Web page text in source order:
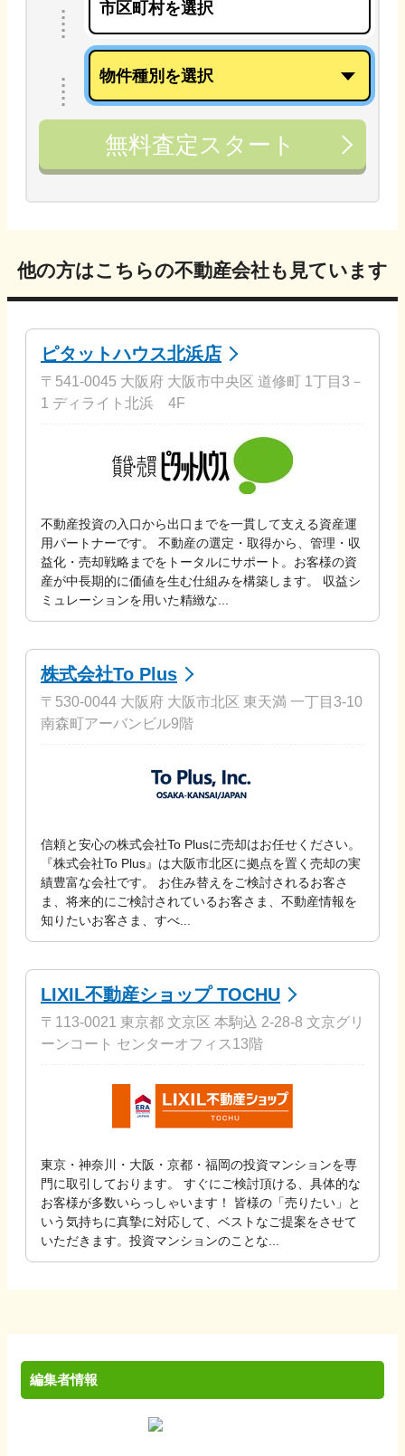
無料査定スタート
他の方はこちらの不動産会社も見ています
ピタットハウス北浜店
〒541-0045 大阪府 大阪市中央区 道修町 1丁目3－
1 ディライト北浜 4F
不動産投資の入口から出口までを一貫して支える資産運
用パートナーです。 不動産の選定・取得から、管理・収
益化・売却戦略までをトータルにサポート。お客様の資
産が中長期的に価値を生む仕組みを構築します。 収益シ
ミュレーションを用いた精緻な...
株式会社To Plus
〒530-0044 大阪府 大阪市北区 東天満 一丁目3-10
南森町アーバンビル9階
信頼と安心の株式会社To Plusに売却はお任せください。
『株式会社To Plus』は大阪市北区に拠点を置く売却の実
績豊富な会社です。 お住み替えをご検討されるお客さ
ま、将来的にご検討されているお客さま、不動産情報を
知りたいお客さま、すべ...
LIXIL不動産ショップ TOCHU
〒113-0021 東京都 文京区 本駒込 2-28-8 文京グリ
ーンコート センターオフィス13階
東京・神奈川・大阪・京都・福岡の投資マンションを専
門に取引しております。 すぐにご検討頂ける、具体的な
お客様が多数いらっしゃいます！ 皆様の「売りたい」と
いう気持ちに真摯に対応して、ベストなご提案をさせて
いただきます。投資マンションのことな...
編集者情報